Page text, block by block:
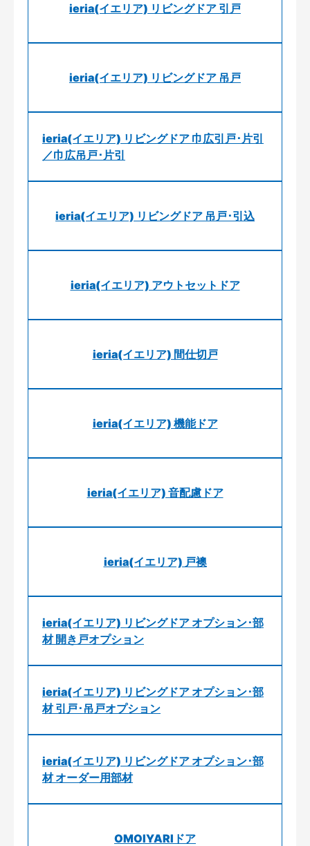
ieria(イエリア) リビングドア 引戸
ieria(イエリア) リビングドア 吊戸
ieria(イエリア) リビングドア 巾広引戸･片引
／巾広吊戸･片引
ieria(イエリア) リビングドア 吊戸･引込
ieria(イエリア) アウトセットドア
ieria(イエリア) 間仕切戸
ieria(イエリア) 機能ドア
ieria(イエリア) 音配慮ドア
ieria(イエリア) 戸襖
ieria(イエリア) リビングドア オプション･部
材 開き戸オプション
ieria(イエリア) リビングドア オプション･部
材 引戸･吊戸オプション
ieria(イエリア) リビングドア オプション･部
材 オーダー用部材
OMOIYARIドア